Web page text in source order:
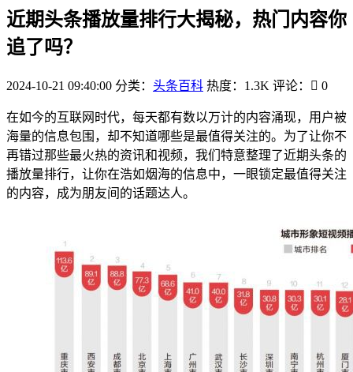
近期头条播放量排行大揭秘，热门内容你
追了吗？
2024-10-21 09:40:00 分类： 头条百科 热度：1.3K 评论： 0
在如今的互联网时代，每天都有数以万计的内容涌现，用户被
海量的信息包围，却不知道哪些是最值得关注的。为了让你不
再错过那些最火热的资讯和视频，我们特意整理了近期头条的
播放量排行，让你在浩如烟海的信息中，一眼锁定最值得关注
的内容，成为朋友间的话题达人。